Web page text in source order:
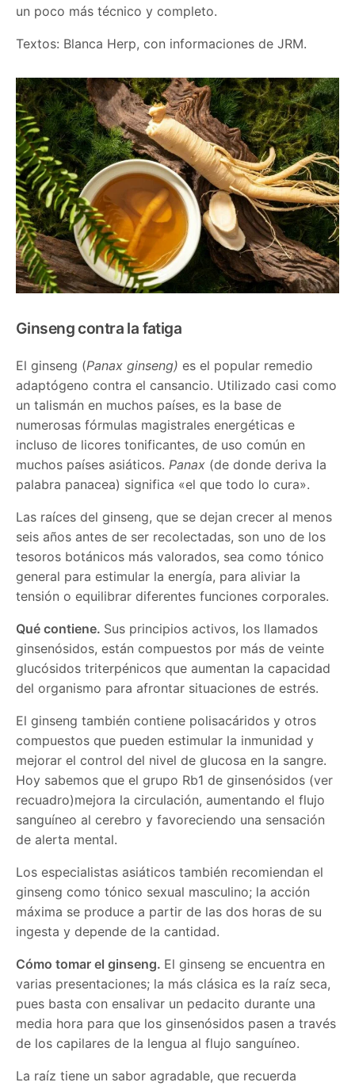
un poco más técnico y completo.
Textos: Blanca Herp, con informaciones de JRM.
Ginseng contra la fatiga
El ginseng (Panax ginseng)es el popular remedio
adaptógeno contra el cansancio. Utilizado casi como
un talismán en muchos países, es la base de
numerosas fórmulas magistrales energéticas e
incluso de licores tonificantes, de uso común en
muchos países asiáticos. Panax (de donde deriva la
palabra panacea) significa «el que todo lo cura».
Las raíces del ginseng, que se dejan crecer al menos
seis años antes de ser recolectadas, son uno de los
tesoros botánicos más valorados, sea como tónico
general para estimular la energía, para aliviar la
tensión o equilibrar diferentes funciones corporales.
Qué contiene. Sus principios activos, los llamados
ginsenósidos, están compuestos por más de veinte
glucósidos triterpénicos que aumentan la capacidad
del organismo para afrontar situaciones de estrés.
El ginseng también contiene polisacáridos y otros
compuestos que pueden estimular la inmunidad y
mejorar el control del nivel de glucosa en la sangre.
Hoy sabemos que el grupo Rb1 de ginsenósidos (ver
recuadro)mejora la circulación, aumentando el flujo
sanguíneo al cerebro y favoreciendo una sensación
de alerta mental.
Los especialistas asiáticos también recomiendan el
ginseng como tónico sexual masculino; la acción
máxima se produce a partir de las dos horas de su
ingesta y depende de la cantidad.
Cómo tomar el ginseng. El ginseng se encuentra en
varias presentaciones; la más clásica es la raíz seca,
pues basta con ensalivar un pedacito durante una
media hora para que los ginsenósidos pasen a través
de los capilares de la lengua al flujo sanguíneo.
La raíz tiene un sabor agradable, que recuerda